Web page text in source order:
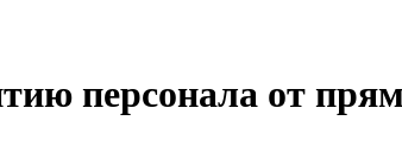
персонала от